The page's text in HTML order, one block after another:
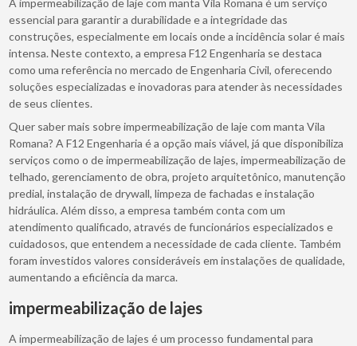
essencial para garantir a durabilidade e a integridade das
construções, especialmente em locais onde a incidência solar é mais
intensa. Neste contexto, a empresa F12 Engenharia se destaca
como uma referência no mercado de Engenharia Civil, oferecendo
soluções especializadas e inovadoras para atender às necessidades
de seus clientes.
Quer saber mais sobre impermeabilização de laje com manta Vila
Romana? A F12 Engenharia é a opção mais viável, já que disponibiliza
serviços como o de impermeabilização de lajes, impermeabilização de
telhado, gerenciamento de obra, projeto arquitetônico, manutenção
predial, instalação de drywall, limpeza de fachadas e instalação
hidráulica. Além disso, a empresa também conta com um
atendimento qualificado, através de funcionários especializados e
cuidadosos, que entendem a necessidade de cada cliente. Também
foram investidos valores consideráveis em instalações de qualidade,
aumentando a eficiência da marca.
impermeabilização de lajes
A impermeabilização de lajes é um processo fundamental para